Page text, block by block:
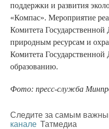
поддержки и развития
«Компас». Мероприятие
Комитета
природным ресурсам и
Комитета
образованию.
Фото: пресс-служба
Следите за самым
канале Татмедиа